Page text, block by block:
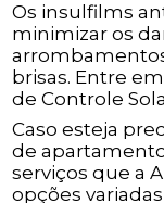
Os insulfilms
minimizar os
brisas. Entre
de Controle
Caso esteja
de
serviços que a
opções